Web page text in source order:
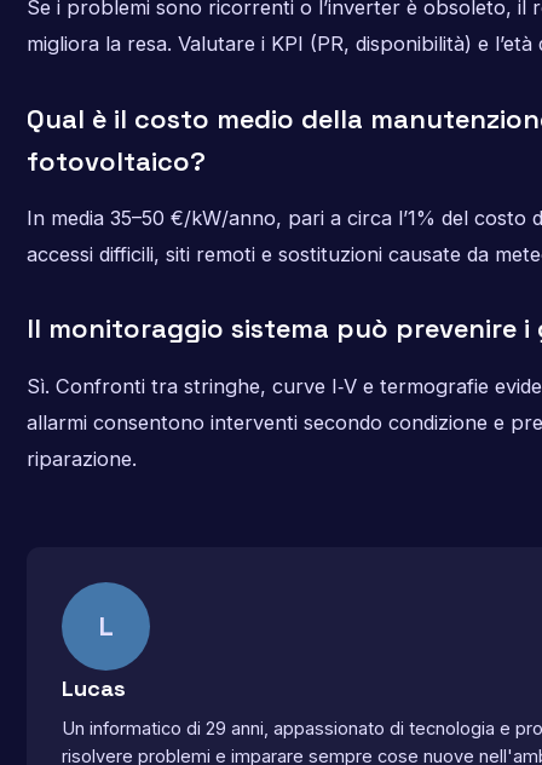
Se i problemi sono ricorrenti o l’inverter è obsoleto, il
migliora la resa. Valutare i KPI (PR, disponibilità) e
Qual è il costo medio della
fotovoltaico?
In media 35–50 €/kW/anno, pari a circa l’1% del costo
accessi difficili, siti remoti e sostituzioni causate da
Il monitoraggio sistema può prevenire i
Sì. Confronti tra stringhe, curve I‑V e termografie
allarmi consentono interventi secondo condizione e
riparazione.
L
Lucas
Un informatico di 29 anni, appassionato di tecnologia e
risolvere problemi e imparare sempre cose nuove